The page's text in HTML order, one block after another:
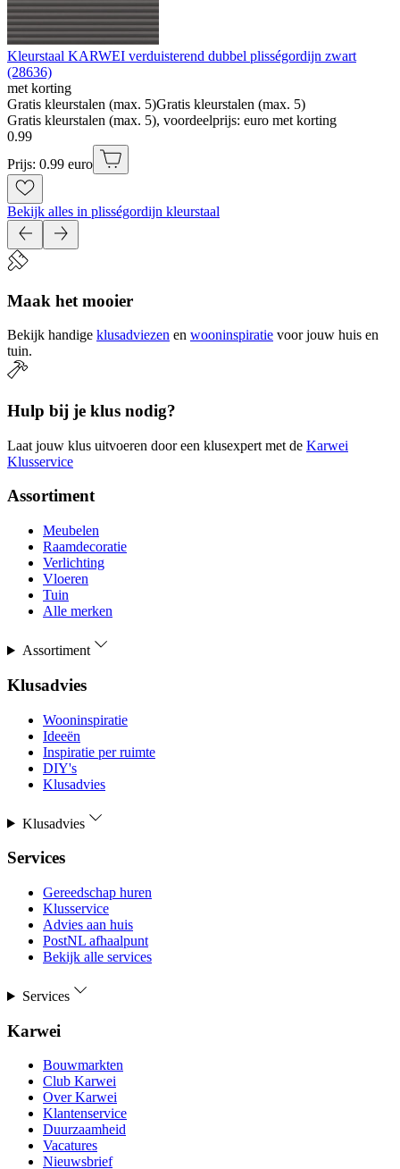
Kleurstaal KARWEI verduisterend dubbel plisségordijn zwart
(28636)
met korting
Gratis kleurstalen (max. 5)Gratis kleurstalen (max. 5)
Gratis kleurstalen (max. 5), voordeelprijs: euro met korting
0.99
Prijs: 0.99 euro
Bekijk alles in plisségordijn kleurstaal
Maak het mooier
Bekijk handige klusadviezen en wooninspiratie voor jouw huis en
tuin.
Hulp bij je klus nodig?
Laat jouw klus uitvoeren door een klusexpert met de Karwei
Klusservice
Assortiment
Meubelen
Raamdecoratie
Verlichting
Vloeren
Tuin
Alle merken
Assortiment
Klusadvies
Wooninspiratie
Ideeën
Inspiratie per ruimte
DIY's
Klusadvies
Klusadvies
Services
Gereedschap huren
Klusservice
Advies aan huis
PostNL afhaalpunt
Bekijk alle services
Services
Karwei
Bouwmarkten
Club Karwei
Over Karwei
Klantenservice
Duurzaamheid
Vacatures
Nieuwsbrief